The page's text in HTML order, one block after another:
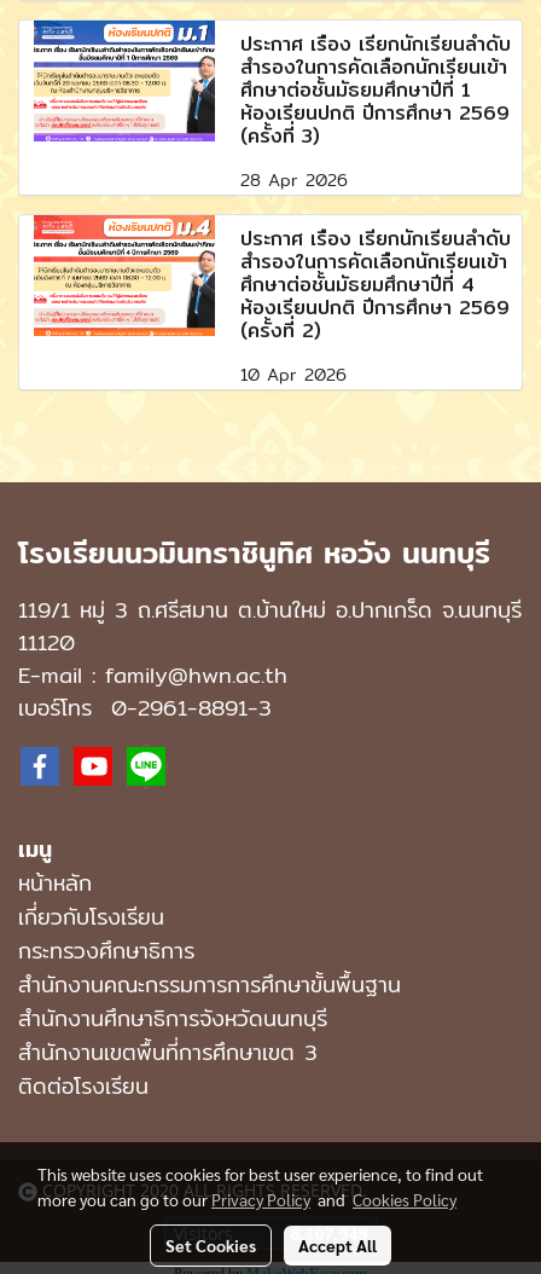
ประกาศ เรื่อง เรียกนักเรียนลำดับ
สำรองในการคัดเลือกนักเรียนเข้า
ศึกษาต่อชั้นมัธยมศึกษาปีที่ 1
ห้องเรียนปกติ ปีการศึกษา 2569
(ครั้งที่ 3)
28 Apr 2026
ประกาศ เรื่อง เรียกนักเรียนลำดับ
สำรองในการคัดเลือกนักเรียนเข้า
ศึกษาต่อชั้นมัธยมศึกษาปีที่ 4
ห้องเรียนปกติ ปีการศึกษา 2569
(ครั้งที่ 2)
10 Apr 2026
โรงเรียนนวมินทราชินูทิศ หอวัง นนทบุรี
119/1 หมู่ 3 ถ.ศรีสมาน ต.บ้านใหม่ อ.ปากเกร็ด จ.นนทบุรี
11120
E-mail : family@hwn.ac.th
เบอร์โทร 0-2961-8891-3
เมนู
หน้าหลัก
เกี่ยวกับโรงเรียน
กระทรวงศึกษาธิการ
สำนักงานคณะกรรมการการศึกษาขั้นพื้นฐาน
สำนักงานศึกษาธิการจังหวัดนนทบุรี
สำนักงานเขตพื้นที่การศึกษาเขต 3
ติดต่อโรงเรียน
COPYRIGHT 2020 ALL RIGHTS RESERVED.
Visitors
6,307,949
This website uses cookies for best user experience, to find out
more you can go to ourPrivacy PolicyandCookies Policy
Set Cookies Accept All